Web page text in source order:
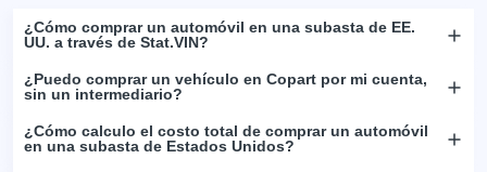
¿Cómo comprar un automóvil en una subasta de EE.
UU. a través de Stat.VIN?
¿Puedo comprar un vehículo en Copart por mi cuenta,
sin un intermediario?
¿Cómo calculo el costo total de comprar un automóvil
en una subasta de Estados Unidos?